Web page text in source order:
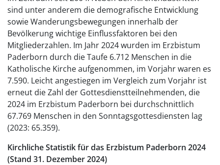
sind unter anderem die demografische Entwicklung
sowie Wanderungsbewegungen innerhalb der
Bevölkerung wichtige Einflussfaktoren bei den
Mitgliederzahlen. Im Jahr 2024 wurden im Erzbistum
Paderborn durch die Taufe 6.712 Menschen in die
Katholische Kirche aufgenommen, im Vorjahr waren es
7.590. Leicht angestiegen im Vergleich zum Vorjahr ist
erneut die Zahl der Gottesdienstteilnehmenden, die
2024 im Erzbistum Paderborn bei durchschnittlich
67.769 Menschen in den Sonntagsgottesdiensten lag
(2023: 65.359).
Kirchliche Statistik für das Erzbistum Paderborn 2024
(Stand 31. Dezember 2024)